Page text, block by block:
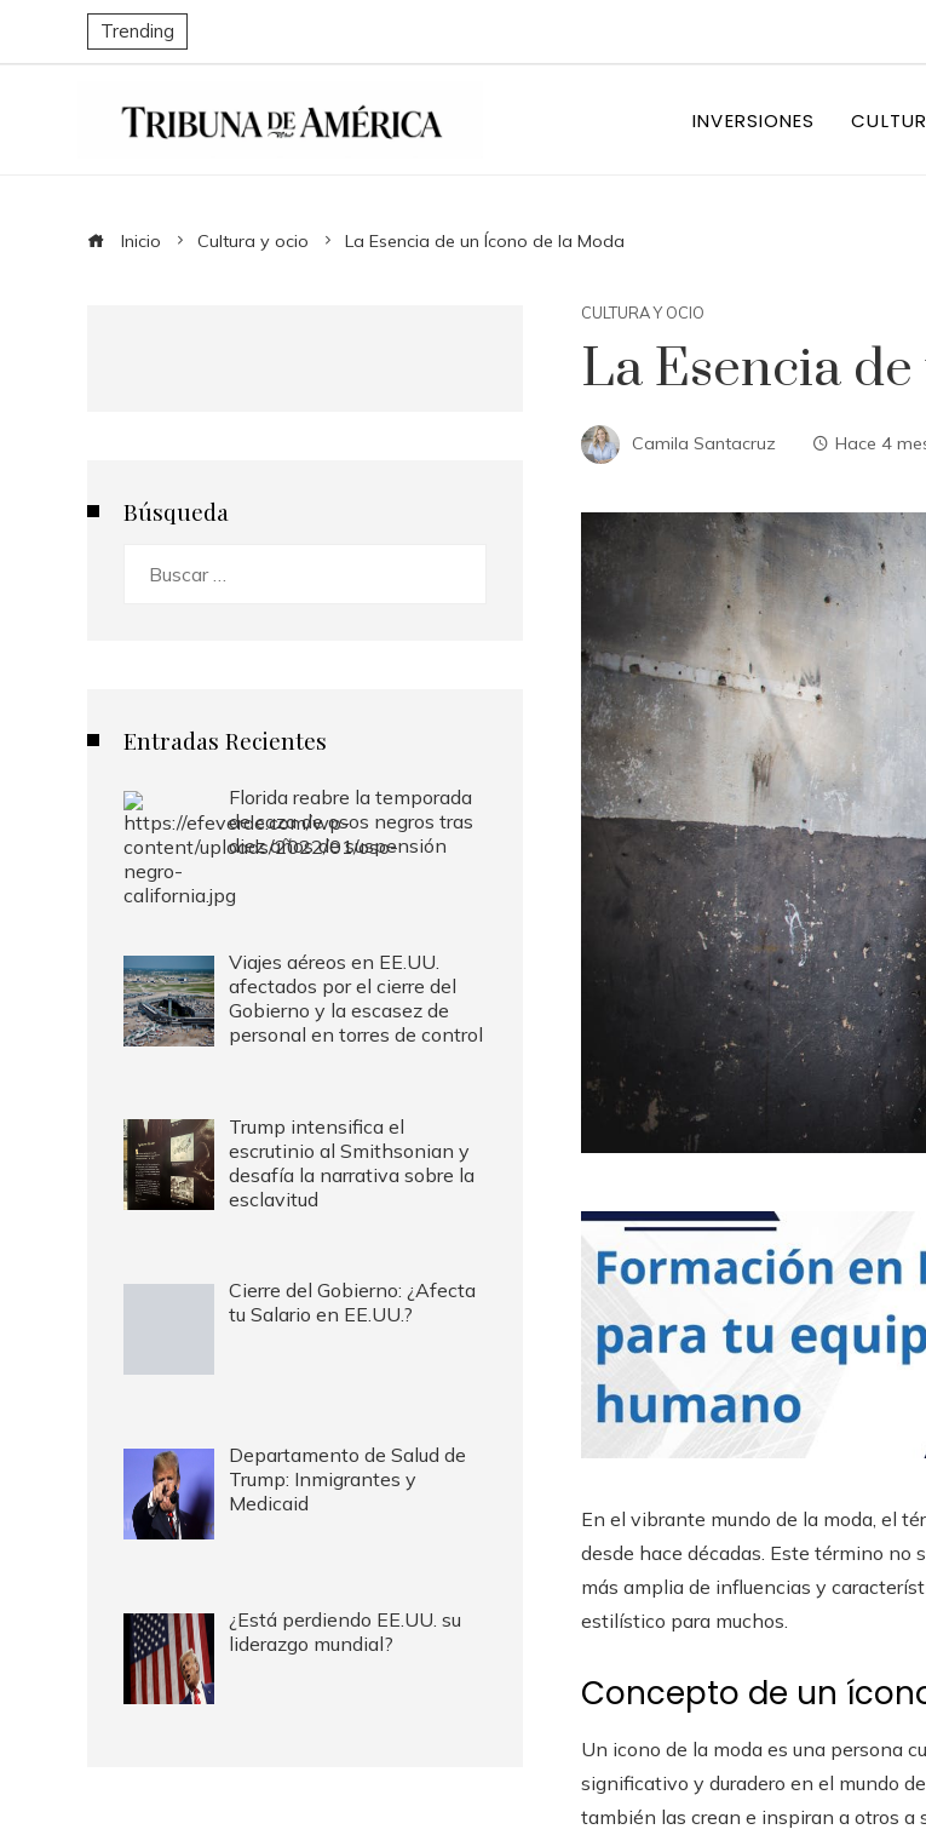
Trending
INVERSIONES
Inicio Cultura y ocio La Esencia de un Ícono de la Moda
CULTURA Y OCIO
La Esencia
Camila Santacruz Hace 4
En el vibrante mundo de la moda, el
desde hace décadas. Este término no
más amplia de influencias y
estilístico para muchos.
Concepto de un
Un icono de la moda es una persona
significativo y duradero en el mundo
también las crean e inspiran a otros a
Búsqueda
Entradas Recientes
Florida reabre la temporada
de caza de osos negros tras
diez años de suspensión
Viajes aéreos en EE.UU.
afectados por el cierre del
Gobierno y la escasez de
personal en torres de control
Trump intensifica el
escrutinio al Smithsonian y
desafía la narrativa sobre la
esclavitud
Cierre del Gobierno: ¿Afecta
tu Salario en EE.UU.?
Departamento de Salud de
Trump: Inmigrantes y
Medicaid
¿Está perdiendo EE.UU. su
liderazgo mundial?